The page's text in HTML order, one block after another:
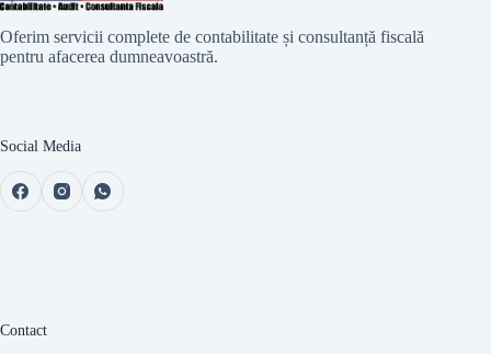
Oferim servicii complete de contabilitate și consultanță fiscală
pentru afacerea dumneavoastră.
Social Media
Contact